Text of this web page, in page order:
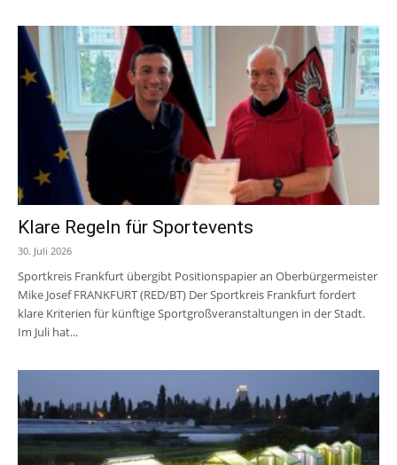
Klare Regeln für Sportevents
30. Juli 2026
Sportkreis Frankfurt übergibt Positionspapier an Oberbürgermeister
Mike Josef FRANKFURT (RED/BT) Der Sportkreis Frankfurt fordert
klare Kriterien für künftige Sportgroßveranstaltungen in der Stadt.
Im Juli hat...